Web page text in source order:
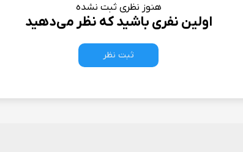
هنوز نظری ثبت نشده
اولین نفری باشید که نظر می‌دهید
ثبت نظر